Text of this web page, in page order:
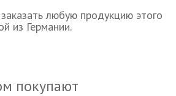
любую продукцию этого
из Германии.
покупают